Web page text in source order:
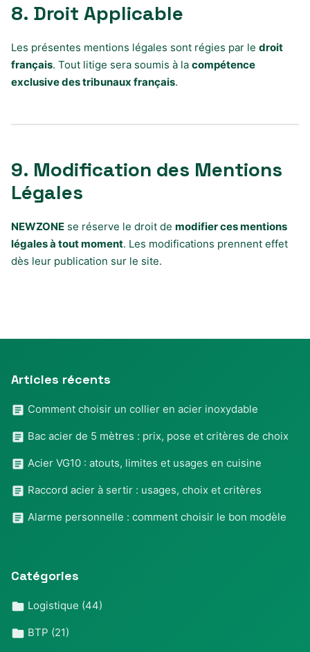
8. Droit Applicable
Les présentes mentions légales sont régies par le droit
français. Tout litige sera soumis à la compétence
exclusive des tribunaux français.
9. Modification des Mentions
Légales
NEWZONE se réserve le droit de modifier ces mentions
légales à tout moment. Les modifications prennent effet
dès leur publication sur le site.
Articles récents
Comment choisir un collier en acier inoxydable
Bac acier de 5 mètres : prix, pose et critères de choix
Acier VG10 : atouts, limites et usages en cuisine
Raccord acier à sertir : usages, choix et critères
Alarme personnelle : comment choisir le bon modèle
Catégories
Logistique (44)
BTP (21)